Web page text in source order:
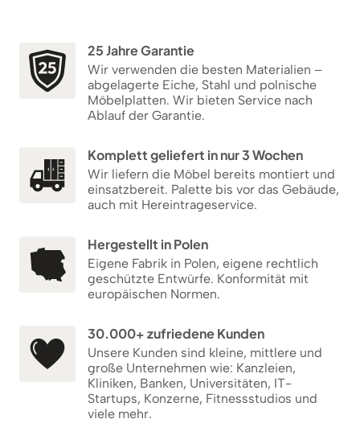
25 Jahre Garantie
Wir verwenden die besten Materialien –
abgelagerte Eiche, Stahl und polnische
Möbelplatten. Wir bieten Service nach
Ablauf der Garantie.
Komplett geliefert in nur 3 Wochen
Wir liefern die Möbel bereits montiert und
einsatzbereit. Palette bis vor das Gebäude,
auch mit Hereintrageservice.
Hergestellt in Polen
Eigene Fabrik in Polen, eigene rechtlich
geschützte Entwürfe. Konformität mit
europäischen Normen.
30.000+ zufriedene Kunden
Unsere Kunden sind kleine, mittlere und
große Unternehmen wie: Kanzleien,
Kliniken, Banken, Universitäten, IT-
Startups, Konzerne, Fitnessstudios und
viele mehr.